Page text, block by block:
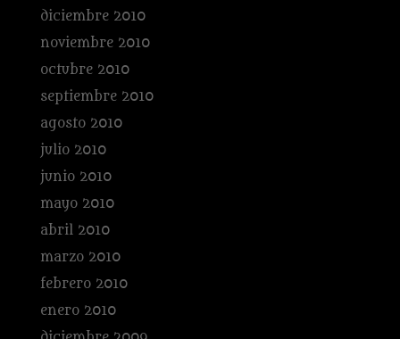
diciembre 2010
noviembre 2010
octubre 2010
septiembre 2010
agosto 2010
julio 2010
junio 2010
mayo 2010
abril 2010
marzo 2010
febrero 2010
enero 2010